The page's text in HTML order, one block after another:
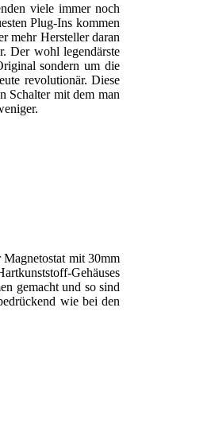
viele immer noch
Plug-Ins kommen
mehr Hersteller daran
Der wohl legendärste
sondern um die
revolutionär. Diese
Schalter mit dem man
mit 30mm
Gehäuses
gemacht und so sind
wie bei den